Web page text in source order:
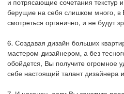
и потрясающие сочетания текстур
берущие на себя слишком много, в
смотреться органично, и не будут
6. Создавая дизайн больших
мастером-дизайнером, а без
обойдется, Вы получите огромное
себе настоящий талант дизайнера